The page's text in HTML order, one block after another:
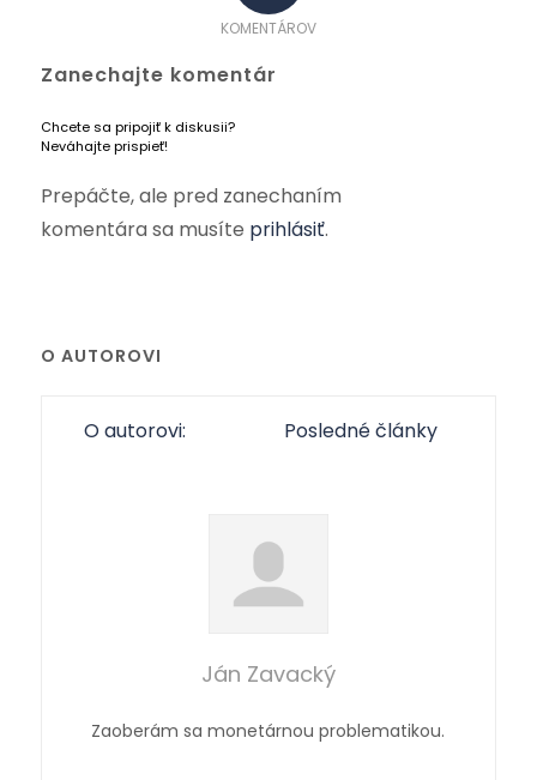
KOMENTÁROV
Zanechajte komentár
Chcete sa pripojiť k diskusii?
Neváhajte prispieť!
Prepáčte, ale pred zanechaním
komentára sa musíte prihlásiť.
O AUTOROVI
O autorovi: Posledné články
Ján Zavacký
Zaoberám sa monetárnou problematikou.